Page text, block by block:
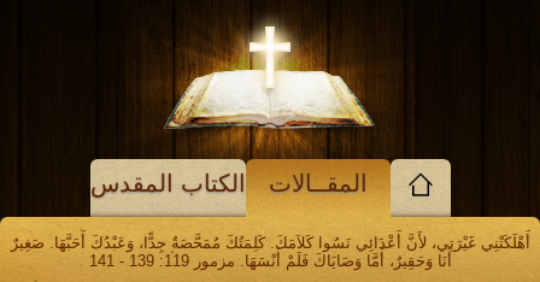
المقــالات الكتاب المقدس
أَهْلَكَتْنِي غَيْرَتِي، لأَنَّ أَعْدَائِي نَسُوا كَلاَمَكَ. كَلِمَتُكَ مُمَحَّصَةٌ جِدًّا، وَعَبْدُكَ أَحَبَّهَا. صَغِيرٌ
أَنَا وَحَقِيرٌ، أَمَّا وَصَايَاكَ فَلَمْ أَنْسَهَا. مزمور 119: 139 - 141